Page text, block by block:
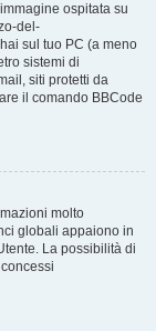
ospitata su
del-
sul tuo PC (a meno
sistemi di
siti protetti da
il comando BBCode
molto
globali appaiono in
La possibilità di